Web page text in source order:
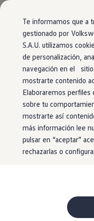
Te informamos que a
gestionado por
S.A.U. utilizamos
de personalización,
navegación en el
mostrarte contenido
Elaboraremos perfiles
sobre tu
mostrarte así
más información lee
pulsar en “aceptar”
rechazarlas o
Ir
directamente
al contenido
Ir
directamente
al pie de
página
ComercialesConoce todos
Configura todos
Ver todos los
Ver todos los
Soluciones
Campers
Ofertas y stock
Ofertas para
Ofertas para
Eléctricos e híbridos
Simulador de
Simulador de
Ventajas para
Ventajas para
Profesionales
My